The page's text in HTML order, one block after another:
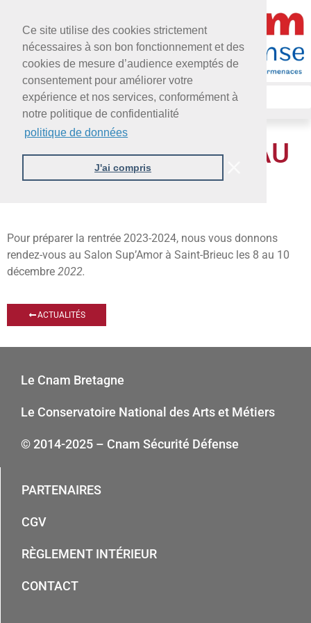
Ce site utilise des cookies strictement
nécessaires à son bon fonctionnement et des
cookies de mesure d’audience exemptés de
consentement pour améliorer votre
expérience et nos services, conformément à
notre politique de confidentialité
politique de données
J'ai compris
RETROUVEZ-NOUS AU
SALON SUP’ARMOR
Pour préparer la rentrée 2023-2024, nous vous donnons
rendez-vous au Salon Sup’Amor à Saint-Brieuc les 8 au 10
décembre 2022.
ACTUALITÉS
Le Cnam Bretagne
Le Conservatoire National des Arts et Métiers
© 2014-2025 – Cnam Sécurité Défense
PARTENAIRES
CGV
RÈGLEMENT INTÉRIEUR
CONTACT